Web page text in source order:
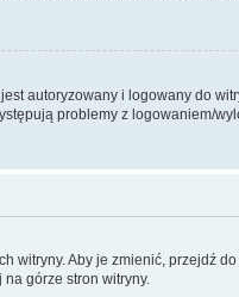
autoryzowany i logowany do
problemy z logowaniem/
Aby je zmienić, przejdź
górze stron witryny.